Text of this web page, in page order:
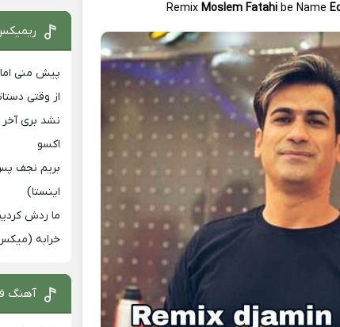
Remix Moslem Fatahi be Name
پیش منی
از وقتی
نشد بری آخر
اکسو
بریم نجف
اینستا)
ما ردش
خرابه
آهنگ